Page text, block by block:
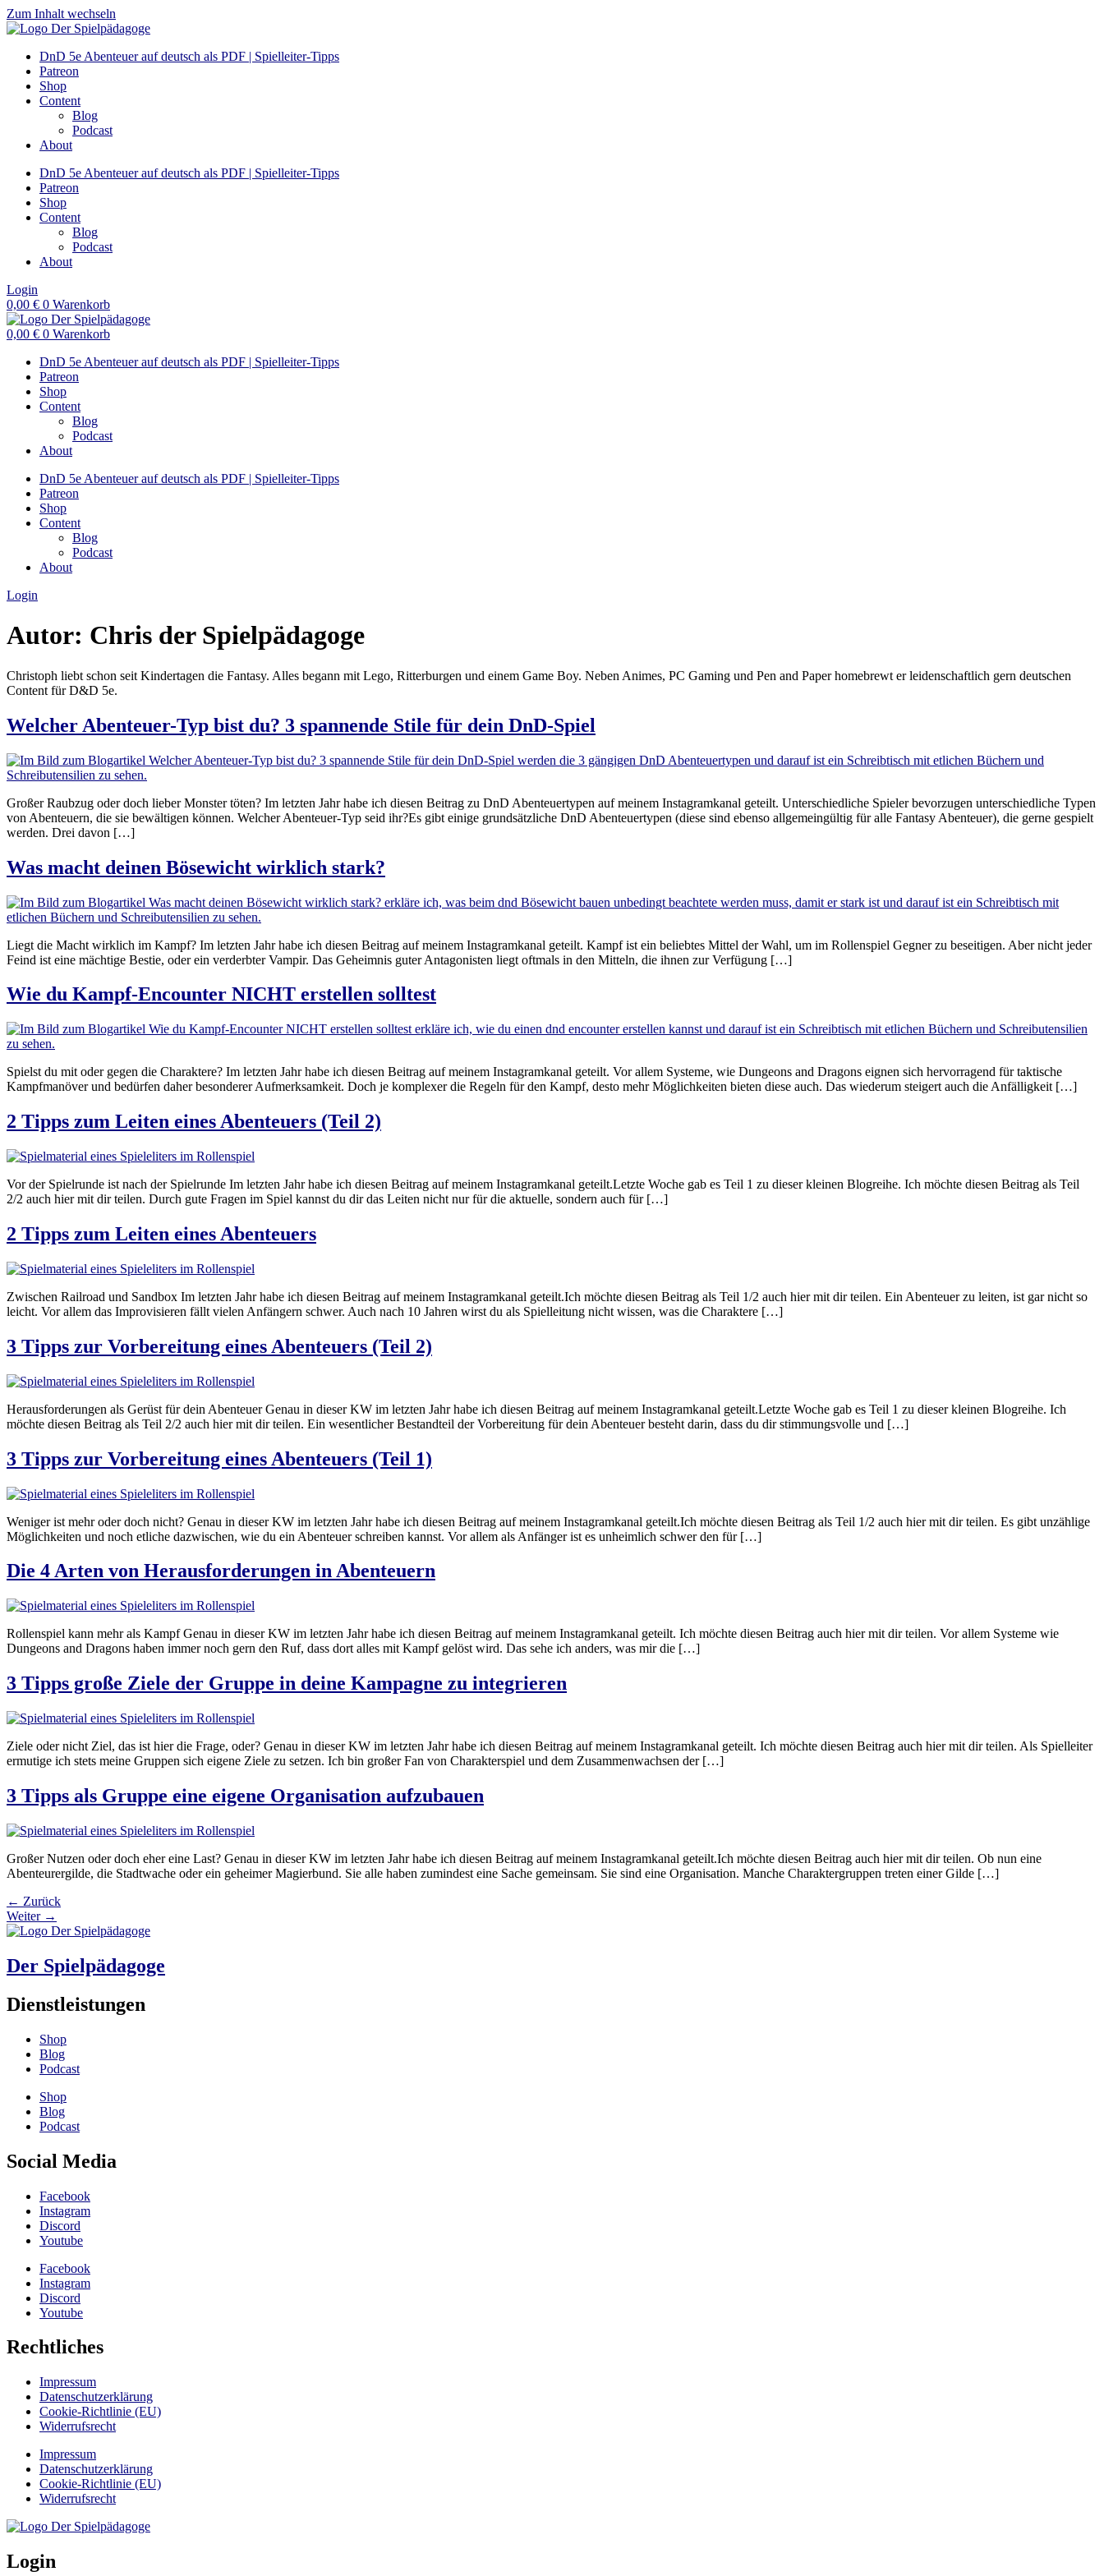
Zum Inhalt wechseln
DnD 5e Abenteuer auf deutsch als PDF | Spielleiter-Tipps
Patreon
Shop
Content
Blog
Podcast
About
DnD 5e Abenteuer auf deutsch als PDF | Spielleiter-Tipps
Patreon
Shop
Content
Blog
Podcast
About
Login
0,00 € 0 Warenkorb
0,00 € 0 Warenkorb
DnD 5e Abenteuer auf deutsch als PDF | Spielleiter-Tipps
Patreon
Shop
Content
Blog
Podcast
About
DnD 5e Abenteuer auf deutsch als PDF | Spielleiter-Tipps
Patreon
Shop
Content
Blog
Podcast
About
Login
Autor: Chris der Spielpädagoge
Christoph liebt schon seit Kindertagen die Fantasy. Alles begann mit Lego, Ritterburgen und einem Game Boy. Neben Animes, PC Gaming und Pen and Paper homebrewt er leidenschaftlich gern deutschen
Content für D&D 5e.
Welcher Abenteuer-Typ bist du? 3 spannende Stile für dein DnD-Spiel
Großer Raubzug oder doch lieber Monster töten? Im letzten Jahr habe ich diesen Beitrag zu DnD Abenteuertypen auf meinem Instagramkanal geteilt. Unterschiedliche Spieler bevorzugen unterschiedliche Typen
von Abenteuern, die sie bewältigen können. Welcher Abenteuer-Typ seid ihr?Es gibt einige grundsätzliche DnD Abenteuertypen (diese sind ebenso allgemeingültig für alle Fantasy Abenteuer), die gerne gespielt
werden. Drei davon […]
Was macht deinen Bösewicht wirklich stark?
Liegt die Macht wirklich im Kampf? Im letzten Jahr habe ich diesen Beitrag auf meinem Instagramkanal geteilt. Kampf ist ein beliebtes Mittel der Wahl, um im Rollenspiel Gegner zu beseitigen. Aber nicht jeder
Feind ist eine mächtige Bestie, oder ein verderbter Vampir. Das Geheimnis guter Antagonisten liegt oftmals in den Mitteln, die ihnen zur Verfügung […]
Wie du Kampf-Encounter NICHT erstellen solltest
Spielst du mit oder gegen die Charaktere? Im letzten Jahr habe ich diesen Beitrag auf meinem Instagramkanal geteilt. Vor allem Systeme, wie Dungeons and Dragons eignen sich hervorragend für taktische
Kampfmanöver und bedürfen daher besonderer Aufmerksamkeit. Doch je komplexer die Regeln für den Kampf, desto mehr Möglichkeiten bieten diese auch. Das wiederum steigert auch die Anfälligkeit […]
2 Tipps zum Leiten eines Abenteuers (Teil 2)
Vor der Spielrunde ist nach der Spielrunde Im letzten Jahr habe ich diesen Beitrag auf meinem Instagramkanal geteilt.Letzte Woche gab es Teil 1 zu dieser kleinen Blogreihe. Ich möchte diesen Beitrag als Teil
2/2 auch hier mit dir teilen. Durch gute Fragen im Spiel kannst du dir das Leiten nicht nur für die aktuelle, sondern auch für […]
2 Tipps zum Leiten eines Abenteuers
Zwischen Railroad und Sandbox Im letzten Jahr habe ich diesen Beitrag auf meinem Instagramkanal geteilt.Ich möchte diesen Beitrag als Teil 1/2 auch hier mit dir teilen. Ein Abenteuer zu leiten, ist gar nicht so
leicht. Vor allem das Improvisieren fällt vielen Anfängern schwer. Auch nach 10 Jahren wirst du als Spielleitung nicht wissen, was die Charaktere […]
3 Tipps zur Vorbereitung eines Abenteuers (Teil 2)
Herausforderungen als Gerüst für dein Abenteuer Genau in dieser KW im letzten Jahr habe ich diesen Beitrag auf meinem Instagramkanal geteilt.Letzte Woche gab es Teil 1 zu dieser kleinen Blogreihe. Ich
möchte diesen Beitrag als Teil 2/2 auch hier mit dir teilen. Ein wesentlicher Bestandteil der Vorbereitung für dein Abenteuer besteht darin, dass du dir stimmungsvolle und […]
3 Tipps zur Vorbereitung eines Abenteuers (Teil 1)
Weniger ist mehr oder doch nicht? Genau in dieser KW im letzten Jahr habe ich diesen Beitrag auf meinem Instagramkanal geteilt.Ich möchte diesen Beitrag als Teil 1/2 auch hier mit dir teilen. Es gibt unzählige
Möglichkeiten und noch etliche dazwischen, wie du ein Abenteuer schreiben kannst. Vor allem als Anfänger ist es unheimlich schwer den für […]
Die 4 Arten von Herausforderungen in Abenteuern
Rollenspiel kann mehr als Kampf Genau in dieser KW im letzten Jahr habe ich diesen Beitrag auf meinem Instagramkanal geteilt. Ich möchte diesen Beitrag auch hier mit dir teilen. Vor allem Systeme wie
Dungeons and Dragons haben immer noch gern den Ruf, dass dort alles mit Kampf gelöst wird. Das sehe ich anders, was mir die […]
3 Tipps große Ziele der Gruppe in deine Kampagne zu integrieren
Ziele oder nicht Ziel, das ist hier die Frage, oder? Genau in dieser KW im letzten Jahr habe ich diesen Beitrag auf meinem Instagramkanal geteilt. Ich möchte diesen Beitrag auch hier mit dir teilen. Als Spielleiter
ermutige ich stets meine Gruppen sich eigene Ziele zu setzen. Ich bin großer Fan von Charakterspiel und dem Zusammenwachsen der […]
3 Tipps als Gruppe eine eigene Organisation aufzubauen
Großer Nutzen oder doch eher eine Last? Genau in dieser KW im letzten Jahr habe ich diesen Beitrag auf meinem Instagramkanal geteilt.Ich möchte diesen Beitrag auch hier mit dir teilen. Ob nun eine
Abenteurergilde, die Stadtwache oder ein geheimer Magierbund. Sie alle haben zumindest eine Sache gemeinsam. Sie sind eine Organisation. Manche Charaktergruppen treten einer Gilde […]
← Zurück
Weiter →
Der Spielpädagoge
Dienstleistungen
Shop
Blog
Podcast
Shop
Blog
Podcast
Social Media
Facebook
Instagram
Discord
Youtube
Facebook
Instagram
Discord
Youtube
Rechtliches
Impressum
Datenschutzerklärung
Cookie-Richtlinie (EU)
Widerrufsrecht
Impressum
Datenschutzerklärung
Cookie-Richtlinie (EU)
Widerrufsrecht
Login